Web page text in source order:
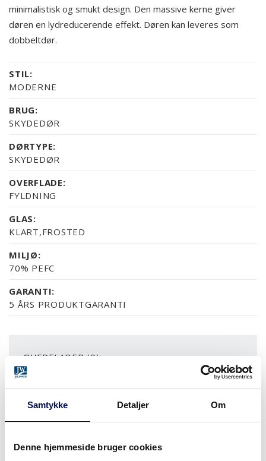
Samtykke Detaljer Om
Denne hjemmeside bruger cookies
minimalistisk og smukt design. Den massive kerne giver
døren en lydreducerende effekt. Døren kan leveres som
dobbeltdør.
STIL:
MODERNE
BRUG:
SKYDEDØR
DØRTYPE:
SKYDEDØR
OVERFLADE:
FYLDNING
GLAS:
KLART,FROSTED
MILJØ:
70% PEFC
GARANTI:
5 ÅRS PRODUKTGARANTI
OVERFLADER (9)
NCS S0502-Y
NÆSTEN ALLE NCS S OG
EG